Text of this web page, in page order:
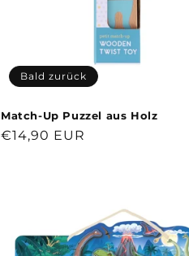
Bald zurück
Match-Up Puzzel aus Holz
Normaler
€14,90 EUR